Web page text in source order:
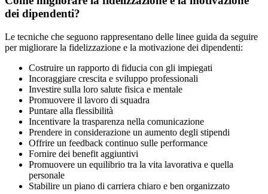
dei dipendenti?
Le tecniche che seguono rappresentano delle linee guida da seguire
per migliorare la fidelizzazione e la motivazione dei dipendenti:
Costruire un rapporto di fiducia con gli impiegati
Incoraggiare crescita e sviluppo professionali
Investire sulla loro salute fisica e mentale
Promuovere il lavoro di squadra
Puntare alla flessibilità
Incentivare la trasparenza nella comunicazione
Prendere in considerazione un aumento degli stipendi
Offrire un feedback continuo sulle performance
Fornire dei benefit aggiuntivi
Promuovere un equilibrio tra la vita lavorativa e quella
personale
Stabilire un piano di carriera chiaro e ben organizzato